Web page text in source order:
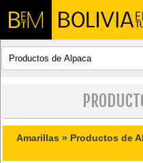
Amarillas » Productos de